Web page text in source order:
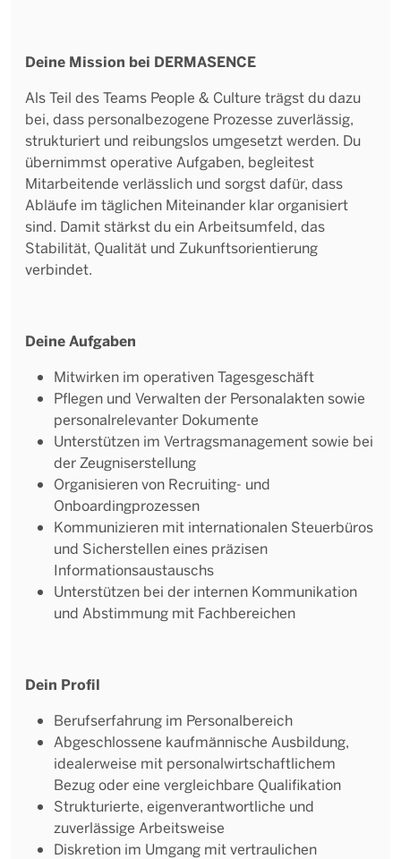
Deine Mission bei DERMASENCE
Als Teil des Teams People & Culture trägst du dazu
bei, dass personalbezogene Prozesse zuverlässig,
strukturiert und reibungslos umgesetzt werden. Du
übernimmst operative Aufgaben, begleitest
Mitarbeitende verlässlich und sorgst dafür, dass
Abläufe im täglichen Miteinander klar organisiert
sind. Damit stärkst du ein Arbeitsumfeld, das
Stabilität, Qualität und Zukunftsorientierung
verbindet.
Deine Aufgaben
Mitwirken im operativen Tagesgeschäft
Pflegen und Verwalten der Personalakten sowie
personalrelevanter Dokumente
Unterstützen im Vertragsmanagement sowie bei
der Zeugniserstellung
Organisieren von Recruiting- und
Onboardingprozessen
Kommunizieren mit internationalen Steuerbüros
und Sicherstellen eines präzisen
Informationsaustauschs
Unterstützen bei der internen Kommunikation
und Abstimmung mit Fachbereichen
Dein Profil
Berufserfahrung im Personalbereich
Abgeschlossene kaufmännische Ausbildung,
idealerweise mit personalwirtschaftlichem
Bezug oder eine vergleichbare Qualifikation
Strukturierte, eigenverantwortliche und
zuverlässige Arbeitsweise
Diskretion im Umgang mit vertraulichen